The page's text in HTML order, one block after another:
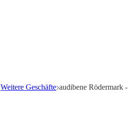
Weitere Geschäfte audibene Rödermark -